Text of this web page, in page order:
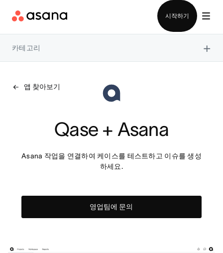
시작하기
카테고리 ×
앱 찾아보기
Qase + Asana
Asana 작업을 연결하여 케이스를 테스트하고 이슈를 생성
하세요.
영업팀에 문의